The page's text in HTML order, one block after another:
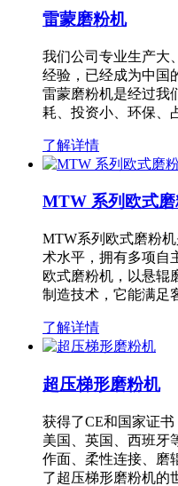
雷蒙磨粉机
我们公司专业生产大
经验，已经成为中国
雷蒙磨粉机是经过我
耗、投资小、环保、
了解详情
MTW 系列欧式
MTW系列欧式磨粉
术水平，拥有多项自
欧式磨粉机，以悬辊
制造技术，它能满足
了解详情
超压梯形磨粉机
获得了CE和国家证书
美国、英国、西班牙
作面、柔性连接、磨
了超压梯形磨粉机